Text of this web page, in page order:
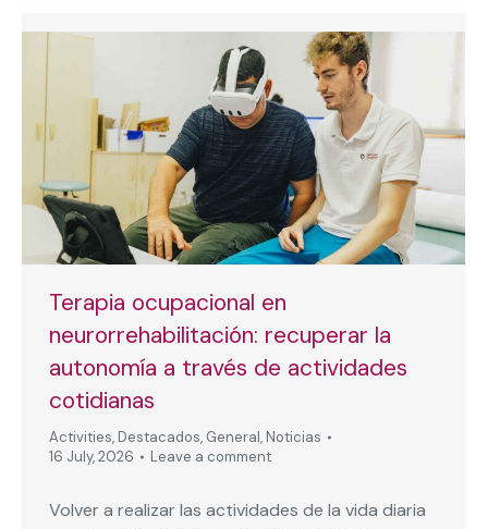
Terapia ocupacional en
neurorrehabilitación: recuperar la
autonomía a través de actividades
cotidianas
Activities, Destacados, General, Noticias
16 July, 2026
Leave a comment
Volver a realizar las actividades de la vida diaria